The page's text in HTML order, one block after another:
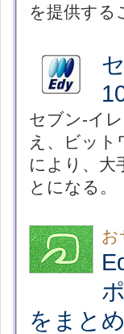
を提供する
セブン-イ
え、ビッ
により、大
とになる。
お
をまと